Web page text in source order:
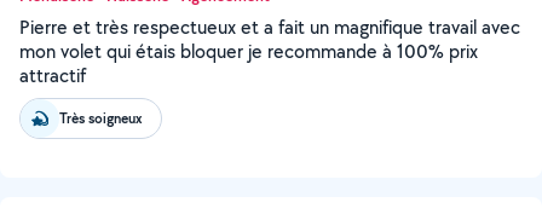
Pierre et très respectueux et a fait un magnifique travail avec
mon volet qui étais bloquer je recommande à 100% prix
attractif
Très soigneux